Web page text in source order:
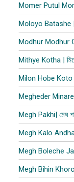
Momer Putul
Moloyo Batashe |
Modhur Modhur
Mithye Kotha |
Milon Hobe Koto
Megheder Minare
Megh Pakhi| মেঘ
Megh Kalo
Megh Boleche
Megh Bihin Khoro